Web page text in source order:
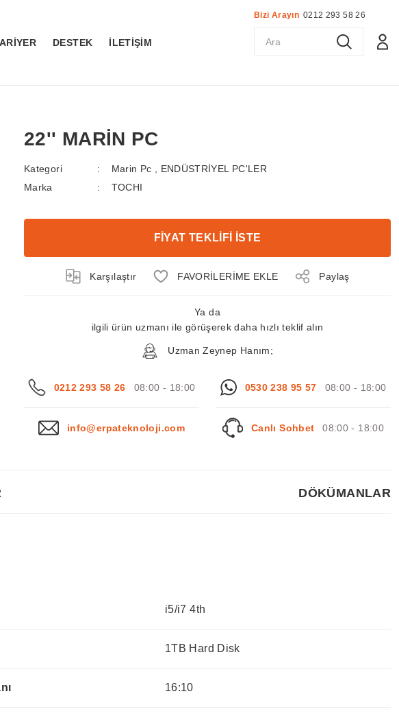
DESTEK İLETİŞİM
Bizi Arayın 0212 293 58 26
22'' MARİN PC
Kategori Marin Pc
ENDÜSTRİYEL PC'LER
Marka
TOCHI
FİYAT TEKLİFİ İSTE
Karşılaştır Paylaş
Ya da
ilgili ürün uzmanı ile görüşerek daha hızlı teklif alın
Uzman Zeynep Hanım;
0212 293 58 26 08:00 - 18:00 0530 238 95 57 08:00 - 18:00
info@erpateknoloji.com Canlı Sohbet 08:00 - 18:00
DÖKÜMANLAR
i5/i7 4th
1TB Hard Disk
16:10